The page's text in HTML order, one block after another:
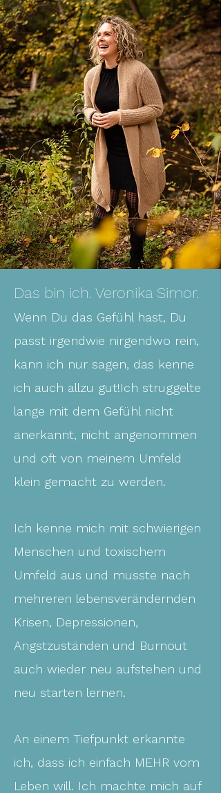
Das bin ich. Veronika Simor.
Wenn Du das Gefühl hast, Du
passt irgendwie nirgendwo rein,
kann ich nur sagen, das kenne
ich auch allzu gut!Ich struggelte
lange mit dem Gefühl nicht
anerkannt, nicht angenommen
und oft von meinem Umfeld
klein gemacht zu werden.
Ich kenne mich mit schwierigen
Menschen und toxischem
Umfeld aus und musste nach
mehreren lebensverändernden
Krisen, Depressionen,
Angstzuständen und Burnout
auch wieder neu aufstehen und
neu starten lernen.​
An einem Tiefpunkt erkannte
ich, dass ich einfach MEHR vom
Leben will. Ich machte mich auf